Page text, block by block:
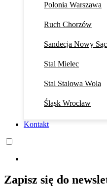
Polonia Warszawa
Ruch Chorzów
Sandecja Nowy
Stal Mielec
Stal Stalowa Wola
Śląsk Wrocław
Kontakt
Zapisz się do